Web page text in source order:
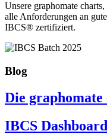
Unsere graphomate
alle Anforderungen an
IBCS® zertifiziert.
Blog
Die
IBCS